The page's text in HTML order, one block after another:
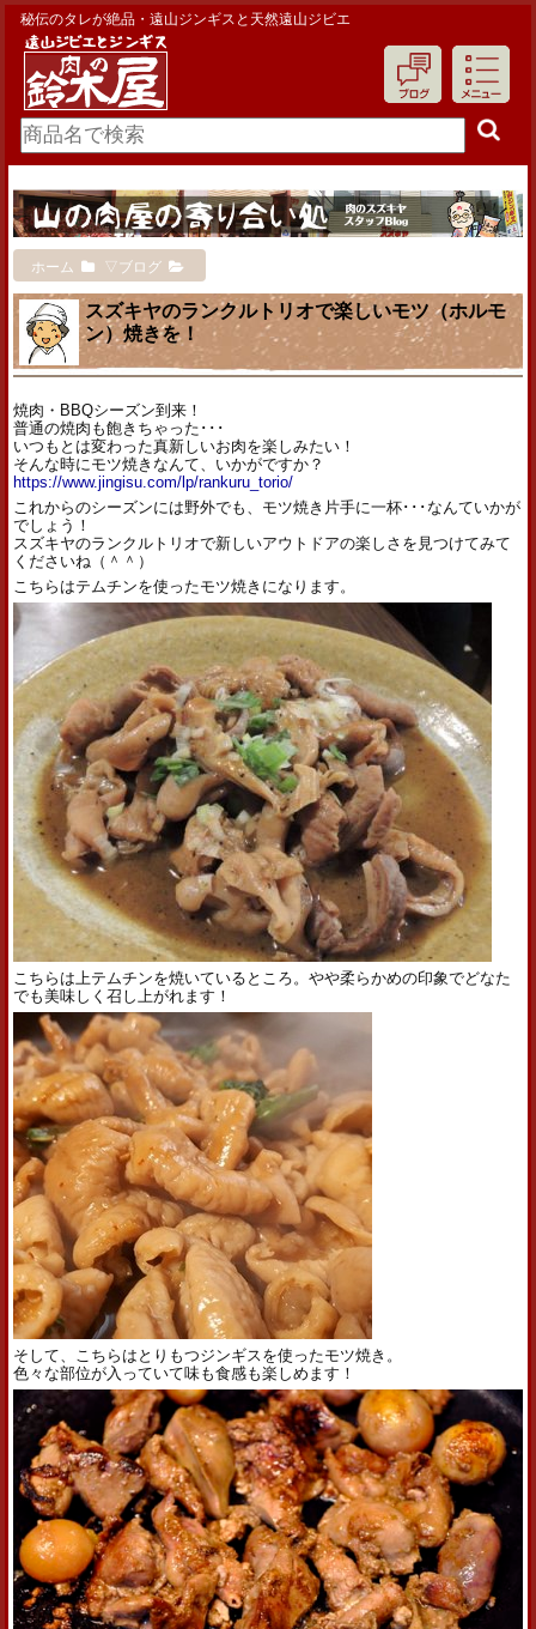
秘伝のタレが絶品・遠山ジンギスと天然遠山ジビエ
ホーム ▽ブログ
スズキヤのランクルトリオで楽しいモツ（ホルモ
ン）焼きを！
焼肉・BBQシーズン到来！
普通の焼肉も飽きちゃった･･･
いつもとは変わった真新しいお肉を楽しみたい！
そんな時にモツ焼きなんて、いかがですか？
https://www.jingisu.com/lp/rankuru_torio/
これからのシーズンには野外でも、モツ焼き片手に一杯･･･なんていかが
でしょう！
スズキヤのランクルトリオで新しいアウトドアの楽しさを見つけてみて
くださいね（＾＾）
こちらはテムチンを使ったモツ焼きになります。
こちらは上テムチンを焼いているところ。やや柔らかめの印象でどなた
でも美味しく召し上がれます！
そして、こちらはとりもつジンギスを使ったモツ焼き。
色々な部位が入っていて味も食感も楽しめます！